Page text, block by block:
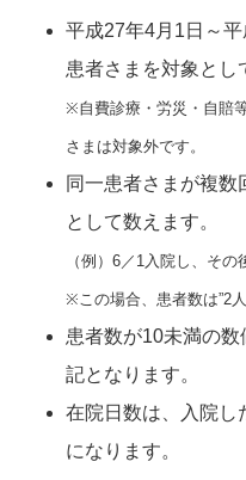
平成27年4月1日～
患者さまを対象とし
※自費診療・労災・自賠
さまは対象外です。
同一患者さまが複数
として数えます。
（例）6／1入院し、そ
※この場合、患者数は”2人
患者数が10未満の
記となります。
在院日数は、入院し
になります。